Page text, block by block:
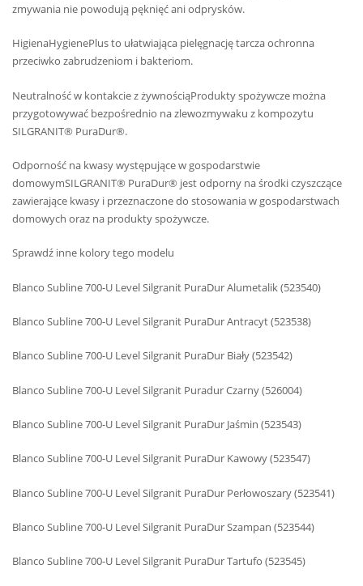
zmywania nie powodują pęknięć ani odprysków.
HigienaHygienePlus to ułatwiająca pielęgnację tarcza ochronna
przeciwko zabrudzeniom i bakteriom.
Neutralność w kontakcie z żywnościąProdukty spożywcze można
przygotowywać bezpośrednio na zlewozmywaku z kompozytu
SILGRANIT® PuraDur®.
Odporność na kwasy występujące w gospodarstwie
domowymSILGRANIT® PuraDur® jest odporny na środki czyszczące
zawierające kwasy i przeznaczone do stosowania w gospodarstwach
domowych oraz na produkty spożywcze.
Sprawdź inne kolory tego modelu
Blanco Subline 700-U Level Silgranit PuraDur Alumetalik (523540)
Blanco Subline 700-U Level Silgranit PuraDur Antracyt (523538)
Blanco Subline 700-U Level Silgranit PuraDur Biały (523542)
Blanco Subline 700-U Level Silgranit Puradur Czarny (526004)
Blanco Subline 700-U Level Silgranit PuraDur Jaśmin (523543)
Blanco Subline 700-U Level Silgranit PuraDur Kawowy (523547)
Blanco Subline 700-U Level Silgranit PuraDur Perłowoszary (523541)
Blanco Subline 700-U Level Silgranit PuraDur Szampan (523544)
Blanco Subline 700-U Level Silgranit PuraDur Tartufo (523545)